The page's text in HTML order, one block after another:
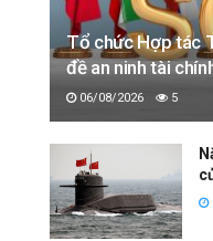
Tổ chức Hợp tác
đề an ninh tài
06/08/2026 5